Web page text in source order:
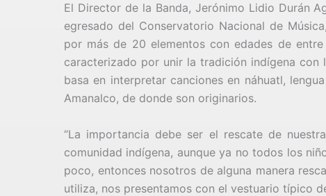
El Director de la Banda, Jerónimo Lidio Durán
egresado del Conservatorio Nacional de
por más de 20 elementos con edades de
caracterizado por unir la tradición indígena
basa en interpretar canciones en náhuatl,
Amanalco, de donde son originarios.
“La importancia debe ser el rescate de
comunidad indígena, aunque ya no todos los
poco, entonces nosotros de alguna manera
utiliza, nos presentamos con el vestuario típico